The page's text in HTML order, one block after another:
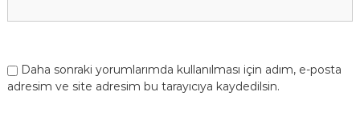
Daha sonraki yorumlarımda kullanılması için adım, e-posta
adresim ve site adresim bu tarayıcıya kaydedilsin.